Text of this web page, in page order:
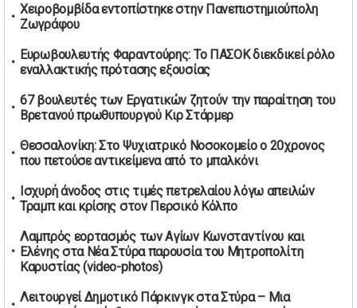
Καύσιμα αεροσκαφών: Διαβεβαιώσεις ΕΕ για επάρκεια
παρά τη γεωπολιτική ένταση
01/05/2026 | 19:54
Βελόπουλος: Κριτική σε πολιτικούς αρχηγούς για
δηλώσεις την Πρωτομαγιά
01/05/2026 | 19:33
Υπερβολική ταχύτητα στο Αλιβέρι οδήγησε σε σύλληψη
38χρονου οδηγού
01/05/2026 | 19:12
Υποψηφιότητες για τις εκλογές νέας διοίκησης του ΑΟ
Νέων Στύρων
Τουρκία: Ένταση στις συγκεντρώσεις για την Πρωτομαγιά
– Πάνω από 350 συλλήψεις
Χειροβομβίδα εντοπίστηκε στην Πανεπιστημιούπολη
Ζωγράφου
Ευρωβουλευτής Φαραντούρης: Το ΠΑΣΟΚ διεκδικεί ρόλο
εναλλακτικής πρότασης εξουσίας
67 βουλευτές των Εργατικών ζητούν την παραίτηση του
Βρετανού πρωθυπουργού Κιρ Στάρμερ
Θεσσαλονίκη: Στο Ψυχιατρικό Νοσοκομείο ο 20χρονος
που πετούσε αντικείμενα από το μπαλκόνι
Ισχυρή άνοδος στις τιμές πετρελαίου λόγω απειλών
Τραμπ και κρίσης στον Περσικό Κόλπο
Λαμπρός εορτασμός των Αγίων Κωνσταντίνου και
Ελένης στα Νέα Στύρα παρουσία του Μητροπολίτη
Καρυστίας (video-photos)
Λειτουργεί Δημοτικό Πάρκινγκ στα Στύρα – Μια